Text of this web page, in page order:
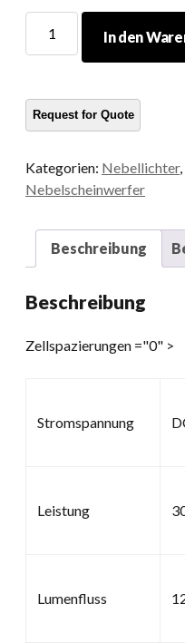
Harley
Menge
In den
Kategorien: Nebellichter,
Nebelscheinwerfer
Beschreibung
Beschreibung
Zellspazierungen ="0" >
Stromspannung
Leistung
Lumenfluss